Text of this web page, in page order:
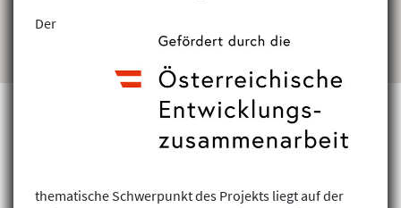
Der
thematische Schwerpunkt des Projekts liegt auf der